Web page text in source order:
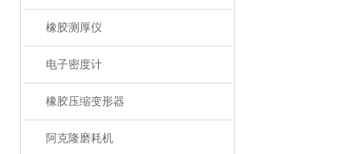
橡胶测厚仪
电子密度计
橡胶压缩变形器
阿克隆磨耗机